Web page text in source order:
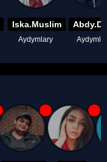
Iska.Muslim
Aydymlary